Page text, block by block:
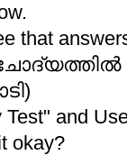
that
and
okay?